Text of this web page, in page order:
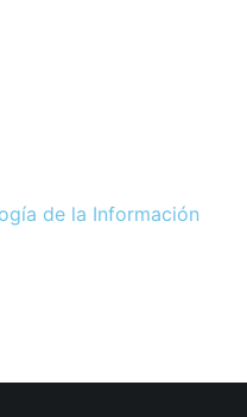
de la Información